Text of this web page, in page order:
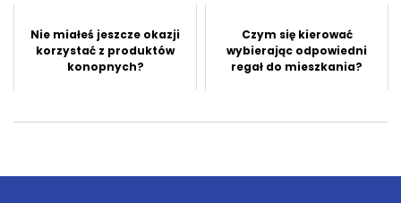
Nie miałeś jeszcze okazji
korzystać z produktów
konopnych?
Czym się kierować
wybierając odpowiedni
regał do mieszkania?